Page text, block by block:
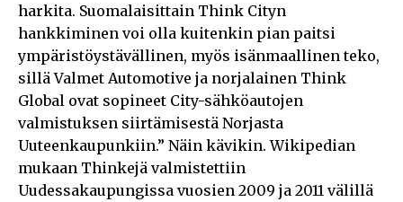
harkita. Suomalaisittain Think Cityn
hankkiminen voi olla kuitenkin pian paitsi
ympäristöystävällinen, myös isänmaallinen teko,
sillä Valmet Automotive ja norjalainen Think
Global ovat sopineet City-sähköautojen
valmistuksen siirtämisestä Norjasta
Uuteenkaupunkiin.” Näin kävikin. Wikipedian
mukaan Thinkejä valmistettiin
Uudessakaupungissa vuosien 2009 ja 2011 välillä